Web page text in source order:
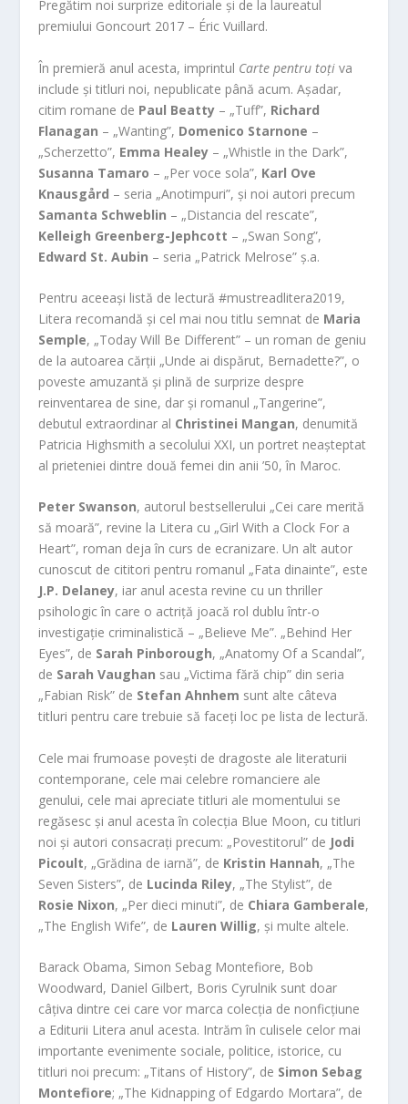
Pregătim noi surprize editoriale și de la laureatul
premiului Goncourt 2017 – Éric Vuillard.
În premieră anul acesta, imprintul Carte pentru toți va
include și titluri noi, nepublicate până acum. Așadar,
citim romane de Paul Beatty – „Tuff”, Richard
Flanagan – „Wanting”, Domenico Starnone –
„Scherzetto”, Emma Healey – „Whistle in the Dark”,
Susanna Tamaro – „Per voce sola”, Karl Ove
Knausgård – seria „Anotimpuri”, și noi autori precum
Samanta Schweblin – „Distancia del rescate”,
Kelleigh Greenberg-Jephcott – „Swan Song”,
Edward St. Aubin – seria „Patrick Melrose” ș.a.
Pentru aceeași listă de lectură #mustreadlitera2019,
Litera recomandă și cel mai nou titlu semnat de Maria
Semple, „Today Will Be Different” – un roman de geniu
de la autoarea cărții „Unde ai dispărut, Bernadette?”, o
poveste amuzantă și plină de surprize despre
reinventarea de sine, dar și romanul „Tangerine”,
debutul extraordinar al Christinei Mangan, denumită
Patricia Highsmith a secolului XXI, un portret neașteptat
al prieteniei dintre două femei din anii ’50, în Maroc.
Peter Swanson, autorul bestsellerului „Cei care merită
să moară”, revine la Litera cu „Girl With a Clock For a
Heart”, roman deja în curs de ecranizare. Un alt autor
cunoscut de cititori pentru romanul „Fata dinainte”, este
J.P. Delaney, iar anul acesta revine cu un thriller
psihologic în care o actriță joacă rol dublu într-o
investigație criminalistică – „Believe Me”. „Behind Her
Eyes”, de Sarah Pinborough, „Anatomy Of a Scandal”,
de Sarah Vaughan sau „Victima fără chip” din seria
„Fabian Risk” de Stefan Ahnhem sunt alte câteva
titluri pentru care trebuie să faceți loc pe lista de lectură.
Cele mai frumoase povești de dragoste ale literaturii
contemporane, cele mai celebre romanciere ale
genului, cele mai apreciate titluri ale momentului se
regăsesc și anul acesta în colecția Blue Moon, cu titluri
noi și autori consacrați precum: „Povestitorul” de Jodi
Picoult, „Grădina de iarnă”, de Kristin Hannah, „The
Seven Sisters”, de Lucinda Riley, „The Stylist”, de
Rosie Nixon, „Per dieci minuti”, de Chiara Gamberale,
„The English Wife”, de Lauren Willig, și multe altele.
Barack Obama, Simon Sebag Montefiore, Bob
Woodward, Daniel Gilbert, Boris Cyrulnik sunt doar
câțiva dintre cei care vor marca colecția de nonficțiune
a Editurii Litera anul acesta. Intrăm în culisele celor mai
importante evenimente sociale, politice, istorice, cu
titluri noi precum: „Titans of History”, de Simon Sebag
Montefiore; „The Kidnapping of Edgardo Mortara”, de